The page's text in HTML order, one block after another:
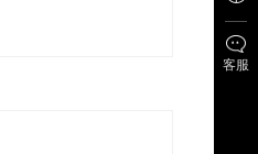
客服